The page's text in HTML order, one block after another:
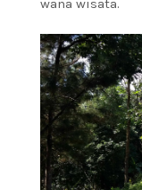
wana wisata.